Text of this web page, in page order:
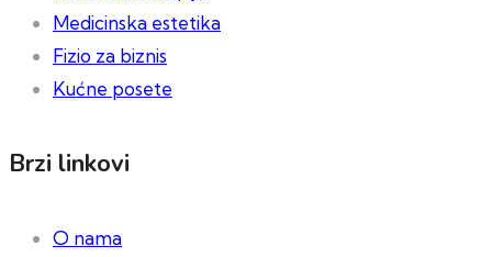
Medicinska estetika
Fizio za biznis
Kućne posete
Brzi linkovi
O nama